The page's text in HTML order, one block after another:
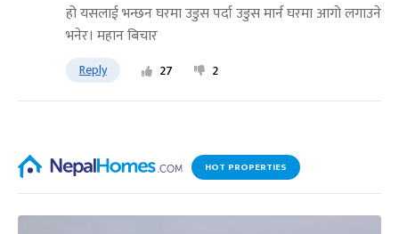
हो यसलाई भन्छन घरमा उडुस पर्दा उडुस मार्न घरमा आगो लगाउने
भनेर। महान बिचार
Reply 27 2
HOT PROPERTIES